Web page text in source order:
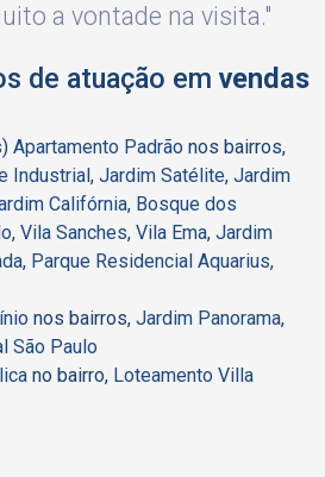
a vontade na visita."
de atuação emvendas
Apartamento Padrão nos bairros,
Industrial, Jardim Satélite, Jardim
Califórnia, Bosque dos
, Vila Sanches, Vila Ema, Jardim
, Parque Residencial Aquarius,
nos bairros, Jardim Panorama,
São Paulo
no bairro, Loteamento Villa